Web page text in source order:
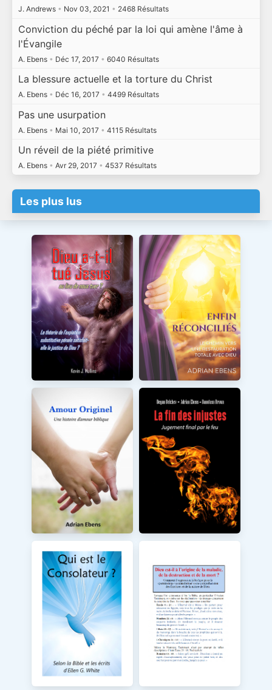
J. Andrews • Nov 03, 2021 • 2468 Résultats
Conviction du péché par la loi qui amène l'âme à
l'Évangile
A. Ebens • Déc 17, 2017 • 6040 Résultats
La blessure actuelle et la torture du Christ
A. Ebens • Déc 16, 2017 • 4499 Résultats
Pas une usurpation
A. Ebens • Mai 10, 2017 • 4115 Résultats
Un réveil de la piété primitive
A. Ebens • Avr 29, 2017 • 4537 Résultats
Les plus lus